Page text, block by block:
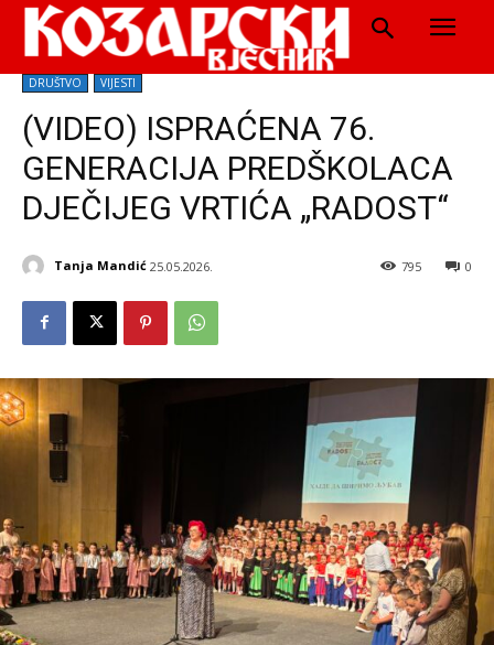
DRUŠTVO VIJESTI
(VIDEO) ISPRAĆENA 76.
GENERACIJA PREDŠKOLACA
DJEČIJEG VRTIĆA „RADOST“
Tanja Mandić 25.05.2026. 0
795